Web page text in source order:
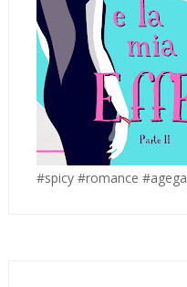
#spicy #romance